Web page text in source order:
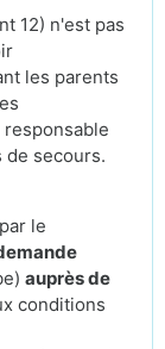
12) n'est pas
les parents
responsable
de secours.
le
auprès de
conditions